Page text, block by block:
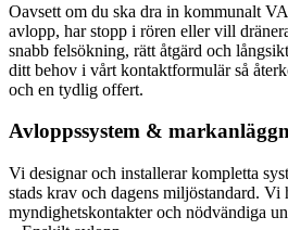
Oavsett om du ska dra in kommunalt
avlopp, har stopp i rören eller vill
snabb felsökning, rätt åtgärd och
ditt behov i vårt kontaktformulär så
och en tydlig offert.
Avloppssystem &
Vi designar och installerar kompletta
stads krav och dagens miljöstandard. Vi
myndighetskontakter och nödvändiga